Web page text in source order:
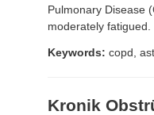
Pulmonary Disease
moderately fatigued.
Keywords: copd,
Kronik